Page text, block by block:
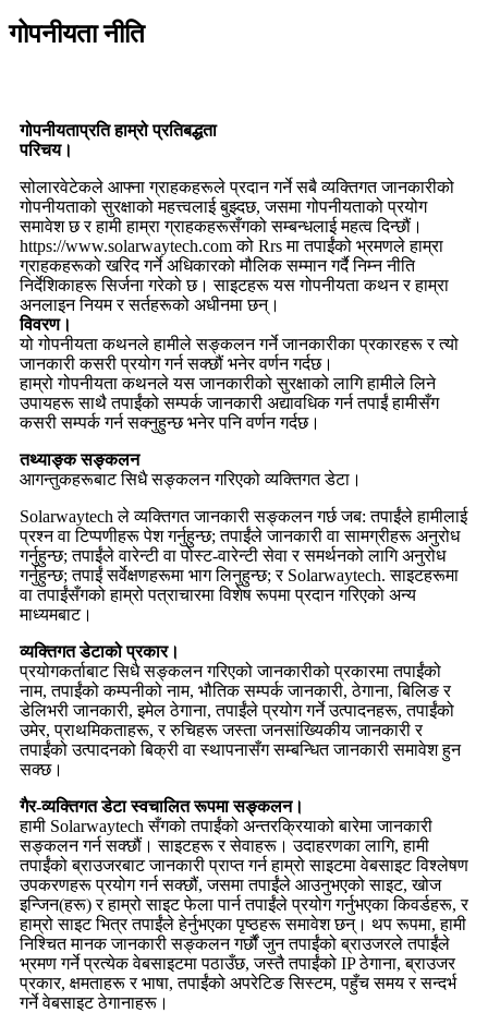
गोपनीयता नीति
गोपनीयताप्रति हाम्रो प्रतिबद्धता
परिचय।
सोलारवेटेकले आफ्ना ग्राहकहरूले प्रदान गर्ने सबै व्यक्तिगत जानकारीको
गोपनीयताको सुरक्षाको महत्त्वलाई बुझ्दछ, जसमा गोपनीयताको प्रयोग
समावेश छ र हामी हाम्रा ग्राहकहरूसँगको सम्बन्धलाई महत्व दिन्छौं।
https://www.solarwaytech.com को Rrs मा तपाईंको भ्रमणले हाम्रा
ग्राहकहरूको खरिद गर्ने अधिकारको मौलिक सम्मान गर्दै निम्न नीति
निर्देशिकाहरू सिर्जना गरेको छ। साइटहरू यस गोपनीयता कथन र हाम्रा
अनलाइन नियम र सर्तहरूको अधीनमा छन्।
विवरण।
यो गोपनीयता कथनले हामीले सङ्कलन गर्ने जानकारीका प्रकारहरू र त्यो
जानकारी कसरी प्रयोग गर्न सक्छौं भनेर वर्णन गर्दछ।
हाम्रो गोपनीयता कथनले यस जानकारीको सुरक्षाको लागि हामीले लिने
उपायहरू साथै तपाईंको सम्पर्क जानकारी अद्यावधिक गर्न तपाईं हामीसँग
कसरी सम्पर्क गर्न सक्नुहुन्छ भनेर पनि वर्णन गर्दछ।
तथ्याङ्क सङ्कलन
आगन्तुकहरूबाट सिधै सङ्कलन गरिएको व्यक्तिगत डेटा।
Solarwaytech ले व्यक्तिगत जानकारी सङ्कलन गर्छ जब: तपाईंले हामीलाई
प्रश्न वा टिप्पणीहरू पेश गर्नुहुन्छ; तपाईंले जानकारी वा सामग्रीहरू अनुरोध
गर्नुहुन्छ; तपाईंले वारेन्टी वा पोस्ट-वारेन्टी सेवा र समर्थनको लागि अनुरोध
गर्नुहुन्छ; तपाईं सर्वेक्षणहरूमा भाग लिनुहुन्छ; र Solarwaytech. साइटहरूमा
वा तपाईंसँगको हाम्रो पत्राचारमा विशेष रूपमा प्रदान गरिएको अन्य
माध्यमबाट।
व्यक्तिगत डेटाको प्रकार।
प्रयोगकर्ताबाट सिधै सङ्कलन गरिएको जानकारीको प्रकारमा तपाईंको
नाम, तपाईंको कम्पनीको नाम, भौतिक सम्पर्क जानकारी, ठेगाना, बिलिङ र
डेलिभरी जानकारी, इमेल ठेगाना, तपाईंले प्रयोग गर्ने उत्पादनहरू, तपाईंको
उमेर, प्राथमिकताहरू, र रुचिहरू जस्ता जनसांख्यिकीय जानकारी र
तपाईंको उत्पादनको बिक्री वा स्थापनासँग सम्बन्धित जानकारी समावेश हुन
सक्छ।
गैर-व्यक्तिगत डेटा स्वचालित रूपमा सङ्कलन।
हामी Solarwaytech सँगको तपाईंको अन्तरक्रियाको बारेमा जानकारी
सङ्कलन गर्न सक्छौं। साइटहरू र सेवाहरू। उदाहरणका लागि, हामी
तपाईंको ब्राउजरबाट जानकारी प्राप्त गर्न हाम्रो साइटमा वेबसाइट विश्लेषण
उपकरणहरू प्रयोग गर्न सक्छौं, जसमा तपाईंले आउनुभएको साइट, खोज
इन्जिन(हरू) र हाम्रो साइट फेला पार्न तपाईंले प्रयोग गर्नुभएका किवर्डहरू, र
हाम्रो साइट भित्र तपाईंले हेर्नुभएका पृष्ठहरू समावेश छन्। थप रूपमा, हामी
निश्चित मानक जानकारी सङ्कलन गर्छौं जुन तपाईंको ब्राउजरले तपाईंले
भ्रमण गर्ने प्रत्येक वेबसाइटमा पठाउँछ, जस्तै तपाईंको IP ठेगाना, ब्राउजर
प्रकार, क्षमताहरू र भाषा, तपाईंको अपरेटिङ सिस्टम, पहुँच समय र सन्दर्भ
गर्ने वेबसाइट ठेगानाहरू।